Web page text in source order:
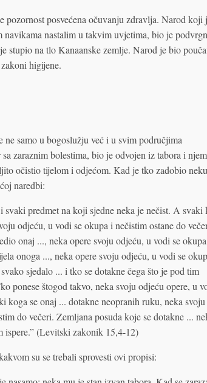
posvećena očuvanju zdravlja. Narod koji
navikama nastalim u takvim uvjetima, bio je
stupio na tlo Kanaanske zemlje. Narod je bio
higijene.
samo u bogoslužju već i u svim područjima
zaraznim bolestima, bio je odvojen iz tabora i
očistio tijelom i odjećom. Kad je tko zadobio neku
naredbi:
svaki predmet na koji sjedne neka je nečist. A svaki
odjeću, u vodi se okupa i nečistim ostane do
onaj ..., neka opere svoju odjeću, u vodi se
onoga ..., neka opere svoju odjeću, u vodi se
sjedalo ... i tko se dotakne čega što je pod tim
ponese štogod takvo, neka svoju odjeću opere, u
koga se onaj ... dotakne neopranih ruku, neka svoju
do večeri. Zemljana posuda koje se dotakne ...
ispere.” (Levitski zakonik 15,4-12)
su se trebali sprovesti ovi propisi: